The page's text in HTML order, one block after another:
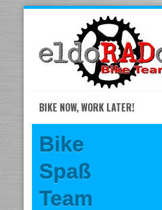
content
BIKE NOW, WORK LATER!
Bike
Spaß
Team